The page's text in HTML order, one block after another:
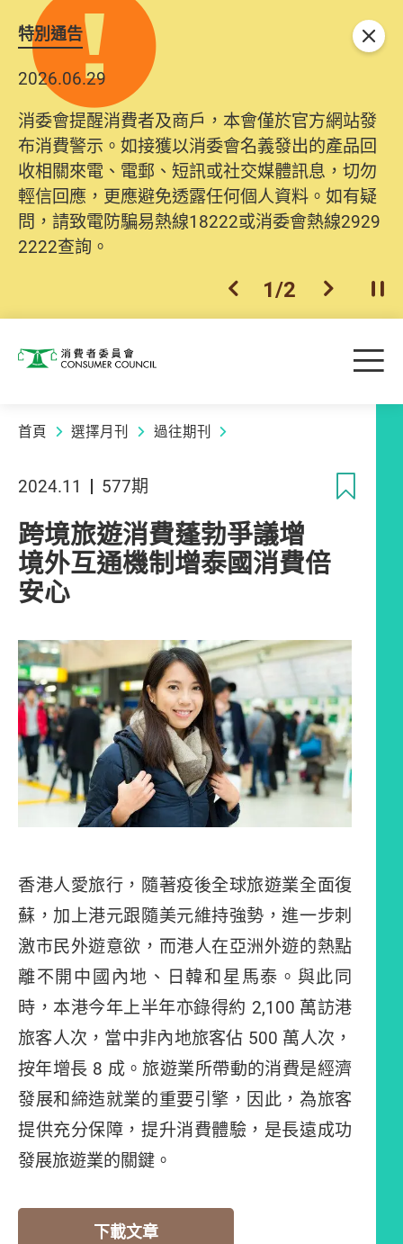
特別通告
2026.06.29
消委會提醒消費者及商戶，本會僅於官方網站發
布消費警示。如接獲以消委會名義發出的產品回
收相關來電、電郵、短訊或社交媒體訊息，切勿
輕信回應，更應避免透露任何個人資料。如有疑
問，請致電防騙易熱線18222或消委會熱線2929
2222查詢。
上一個
1/2 下一個開
關閉
消費者委員會 目
首頁 選擇月刊 過往期刊
2024.11 577期
跨境旅遊消費蓬勃爭議增
境外互通機制增泰國消費倍
安心
香港人愛旅行，隨著疫後全球旅遊業全面復
蘇，加上港元跟隨美元維持強勢，進一步刺
激市民外遊意欲，而港人在亞洲外遊的熱點
離不開中國內地、日韓和星馬泰。與此同
時，本港今年上半年亦錄得約 2,100 萬訪港
旅客人次，當中非內地旅客佔 500 萬人次，
按年增長 8 成。旅遊業所帶動的消費是經濟
發展和締造就業的重要引擎，因此，為旅客
提供充分保障，提升消費體驗，是長遠成功
發展旅遊業的關鍵。
下載文章